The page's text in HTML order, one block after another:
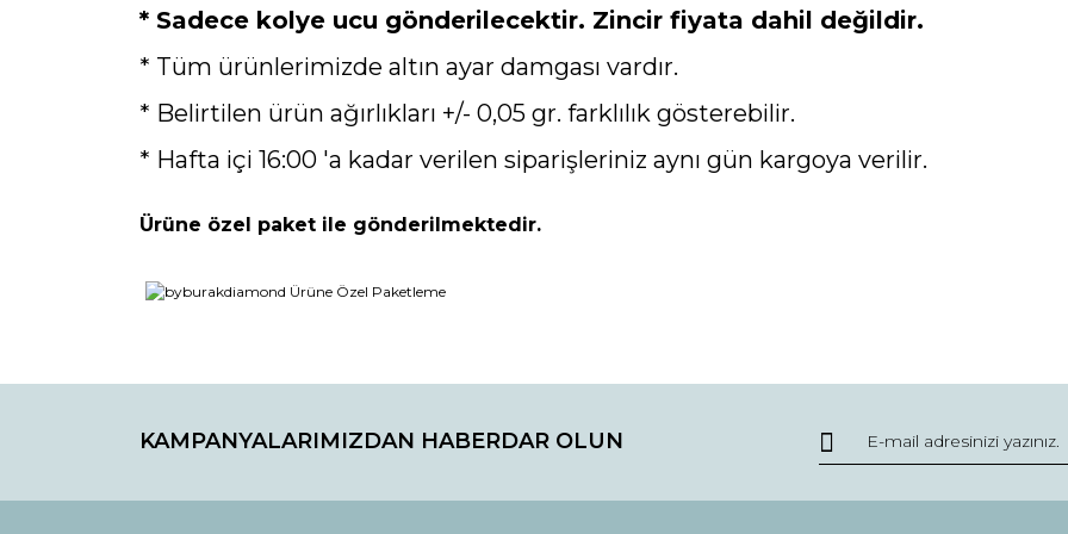
* Sadece kolye ucu gönderilecektir. Zincir fiyata dahil değildir.
* Tüm ürünlerimizde altın ayar damgası vardır.
* Belirtilen ürün ağırlıkları +/- 0,05 gr. farklılık gösterebilir.
* Hafta içi 16:00 'a kadar verilen siparişleriniz aynı gün kargoya verilir.
Ürüne özel paket ile gönderilmektedir.
Yorum Yaz
Görüş ve önerileriniz için teşekkür ederiz.
Ürün resmi kalitesiz, bozuk veya görüntülenemiyor.
KAMPANYALARIMIZDAN HABERDAR OLUN